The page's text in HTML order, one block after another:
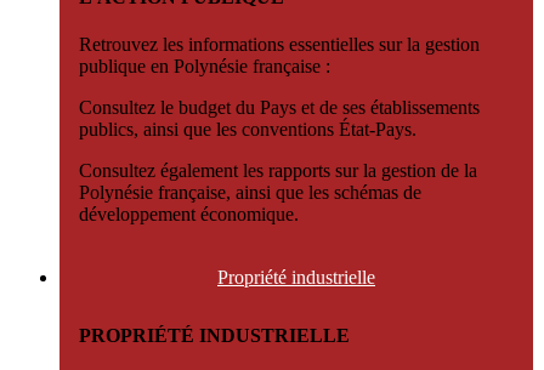
Retrouvez les informations essentielles sur la gestion
publique en Polynésie française :
Consultez le budget du Pays et de ses établissements
publics, ainsi que les conventions État-Pays.
Consultez également les rapports sur la gestion de la
Polynésie française, ainsi que les schémas de
développement économique.
Propriété industrielle
PROPRIÉTÉ INDUSTRIELLE